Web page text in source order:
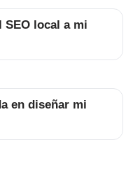
SEO local a mi
en diseñar mi